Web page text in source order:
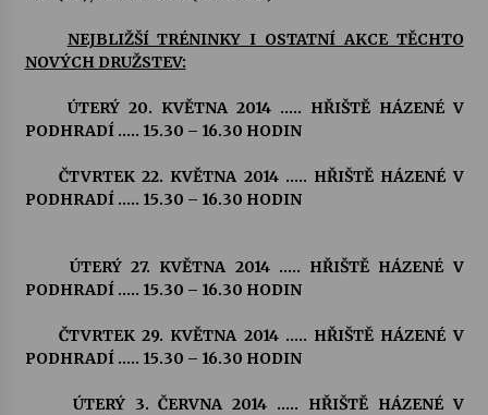
NEJBLIŽŠÍ TRÉNINKY I OSTATNÍ AKCE TĚCHTO
NOVÝCH DRUŽSTEV:
ÚTERÝ 20. KVĚTNA 2014 ….. HŘIŠTĚ HÁZENÉ V
PODHRADÍ ….. 15.30 – 16.30 HODIN
ČTVRTEK 22. KVĚTNA 2014 ….. HŘIŠTĚ HÁZENÉ V
PODHRADÍ ….. 15.30 – 16.30 HODIN
ÚTERÝ 27. KVĚTNA 2014 ….. HŘIŠTĚ HÁZENÉ V
PODHRADÍ ….. 15.30 – 16.30 HODIN
ČTVRTEK 29. KVĚTNA 2014 ….. HŘIŠTĚ HÁZENÉ V
PODHRADÍ ….. 15.30 – 16.30 HODIN
ÚTERÝ 3. ČERVNA 2014 ….. HŘIŠTĚ HÁZENÉ V